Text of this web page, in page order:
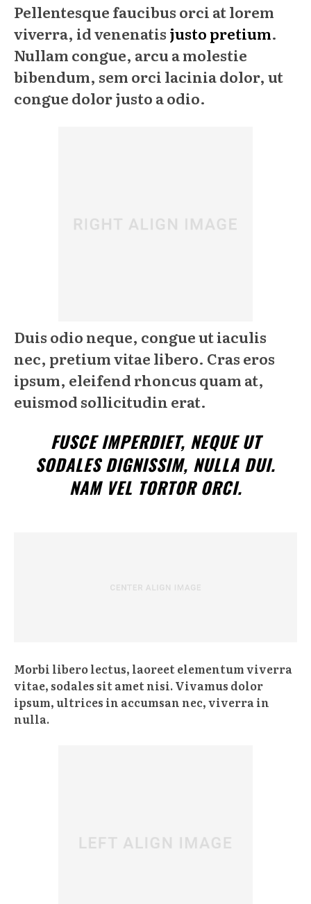
Pellentesque faucibus orci at lorem
viverra, id venenatisjusto pretium.
Nullam congue, arcu a molestie
bibendum, sem orci lacinia dolor, ut
congue dolor justo a odio.
Duis odio neque, congue ut iaculis
nec, pretium vitae libero. Cras eros
ipsum, eleifend rhoncus quam at,
euismod sollicitudin erat.
FUSCE IMPERDIET, NEQUE UT
SODALES DIGNISSIM, NULLA DUI.
NAM VEL TORTOR ORCI.
Morbi libero lectus, laoreet elementum viverra
vitae, sodales sit amet nisi. Vivamus dolor
ipsum, ultrices in accumsan nec, viverra in
nulla.